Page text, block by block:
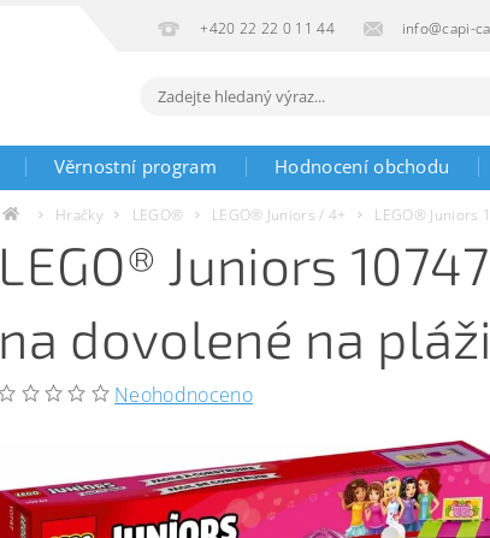
+420 22 22 0 11 44 info@capi-
Věrnostní program Hodnocení obchodu
Hračky LEGO® LEGO® Juniors / 4+ LEGO® Juniors
LEGO® Juniors
na dovolené na pláži
Neohodnoceno